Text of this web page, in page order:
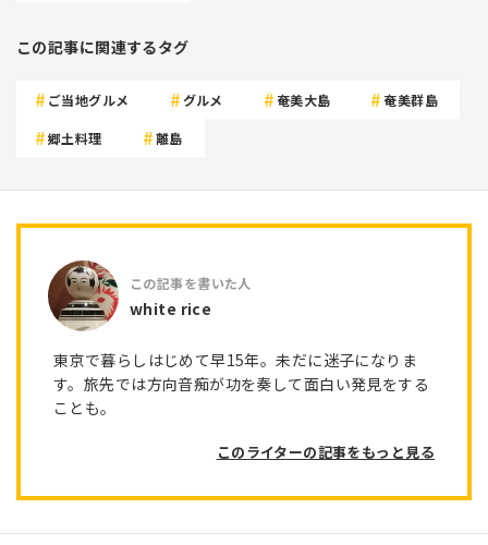
この記事に関連するタグ
ご当地グルメ グルメ 奄美大島 奄美群島
郷土料理 離島
white rice
東京で暮らしはじめて早15年。未だに迷子になりま
す。旅先では方向音痴が功を奏して面白い発見をする
ことも。
このライターの記事をもっと見る